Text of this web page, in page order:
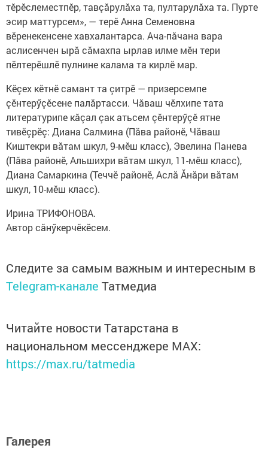
тӗрӗслеместпӗр, тавçăрулăха та, пултарулăха та. Пурте
эсир маттурсем», — терӗ Анна Семеновна
вӗренекенсене хавхалантарса. Ача-пăчана вара
аслисенчен ырă сăмахпа ырлав илме мӗн тери
пӗлтерӗшлӗ пулнине калама та кирлӗ мар.
Кӗçех кӗтнӗ самант та çитрӗ — призерсемпе
çӗнтерӳçӗсене палăртасси. Чăваш чӗлхипе тата
литературипе кăçал çак атьсем çӗнтерӳçӗ ятне
тивӗçрӗç: Диана Салмина (Пăва районӗ, Чăваш
Киштекри вăтам шкул, 9-мӗш класс), Эвелина Панева
(Пăва районӗ, Альшихри вăтам шкул, 11-мӗш класс),
Диана Самаркина (Теччӗ районӗ, Аслă Ăнăри вăтам
шкул, 10-мӗш класс).
Ирина ТРИФОНОВА.
Автор сăнӳкерчӗкӗсем.
Следите за самым важным и интересным в
Telegram-канале Татмедиа
Читайте новости Татарстана в
национальном мессенджере MАХ:
https://max.ru/tatmedia
Галерея